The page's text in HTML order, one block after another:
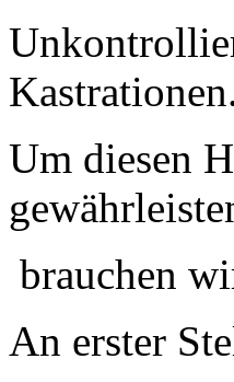
Um diesen
brauchen
An erster